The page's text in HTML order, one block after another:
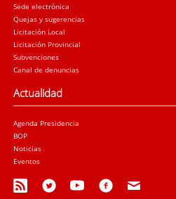
Sede electrónica
Quejas y sugerencias
Licitación Local
Licitación Provincial
Subvenciones
Canal de denuncias
Actualidad
Agenda Presidencia
BOP
Noticias
Eventos